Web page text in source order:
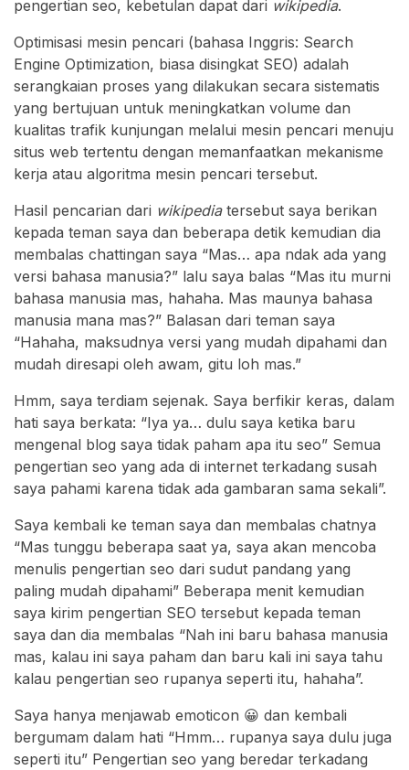
pengertian seo, kebetulan dapat dari wikipedia.
Optimisasi mesin pencari (bahasa Inggris: Search
Engine Optimization, biasa disingkat SEO) adalah
serangkaian proses yang dilakukan secara sistematis
yang bertujuan untuk meningkatkan volume dan
kualitas trafik kunjungan melalui mesin pencari menuju
situs web tertentu dengan memanfaatkan mekanisme
kerja atau algoritma mesin pencari tersebut.
Hasil pencarian dari wikipediatersebut saya berikan
kepada teman saya dan beberapa detik kemudian dia
membalas chattingan saya “Mas… apa ndak ada yang
versi bahasa manusia?” lalu saya balas “Mas itu murni
bahasa manusia mas, hahaha. Mas maunya bahasa
manusia mana mas?” Balasan dari teman saya
“Hahaha, maksudnya versi yang mudah dipahami dan
mudah diresapi oleh awam, gitu loh mas.”
Hmm, saya terdiam sejenak. Saya berfikir keras, dalam
hati saya berkata: “Iya ya… dulu saya ketika baru
mengenal blog saya tidak paham apa itu seo” Semua
pengertian seo yang ada di internet terkadang susah
saya pahami karena tidak ada gambaran sama sekali”.
Saya kembali ke teman saya dan membalas chatnya
“Mas tunggu beberapa saat ya, saya akan mencoba
menulis pengertian seo dari sudut pandang yang
paling mudah dipahami” Beberapa menit kemudian
saya kirim pengertian SEO tersebut kepada teman
saya dan dia membalas “Nah ini baru bahasa manusia
mas, kalau ini saya paham dan baru kali ini saya tahu
kalau pengertian seo rupanya seperti itu, hahaha”.
Saya hanya menjawab emoticon 😀 dan kembali
bergumam dalam hati “Hmm… rupanya saya dulu juga
seperti itu” Pengertian seo yang beredar terkadang